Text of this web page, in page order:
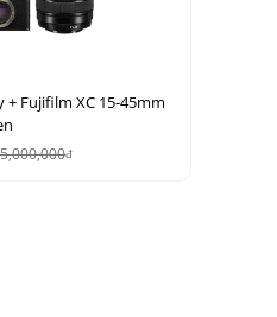
+ Fujifilm XC 15-45mm
đ